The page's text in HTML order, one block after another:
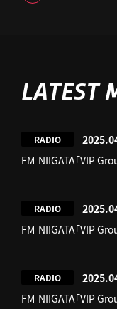
LATEST
RADIO
FM-NIIGATA「VIP
RADIO
FM-NIIGATA「VIP
RADIO
FM-NIIGATA「VIP